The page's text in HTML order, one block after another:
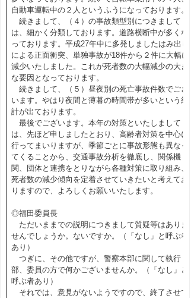
自動車運転中の２人というふうになっております。
続きまして、（４）の事故類型別につきまして
は、細かく分類しております。道路横断中が多くな
っております。平成27年中に多発しましたはみ出し
による正面衝突、単独事故が18件から２件に大幅に
減少いたしました。これが死者数の大幅減少の大き
な要因となっております。
続きまして、（５）昼夜別の死亡事故件数でござ
います。やはり夜間と薄暮の時間帯が多いという統
計が出ております。
最後でございます。本年の対策といたしまして
は、先ほど申しましたとおり、高齢者対策を中心に
行ってまいりますが、季節ごとに事故形態も異なっ
てくることから、交通事故分析を徹底し、関係機
関、団体と連携をとりながら各種対策に取り組み、
死者数の減少傾向を定着させていきたいと考えてお
りますので、よろしくお願いいたします。
◎福田委員長
ただいままでの説明につきまして質疑等はありま
せんでしょうか。ないですか。（「なし」と呼ぶ者
あり）
つぎに、その他ですが、警察本部に関して執行
部、委員の方で何かございませんか。（「なし」と
呼ぶ者あり）
それでは、意見がないようですので、終了させて